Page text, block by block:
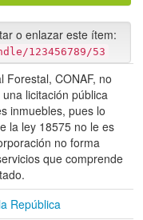
o enlazar este ítem:
123456789/53
Forestal, CONAF, no
licitación pública
inmuebles, pues lo
la ley 18575 no le es
no forma
que comprende
República